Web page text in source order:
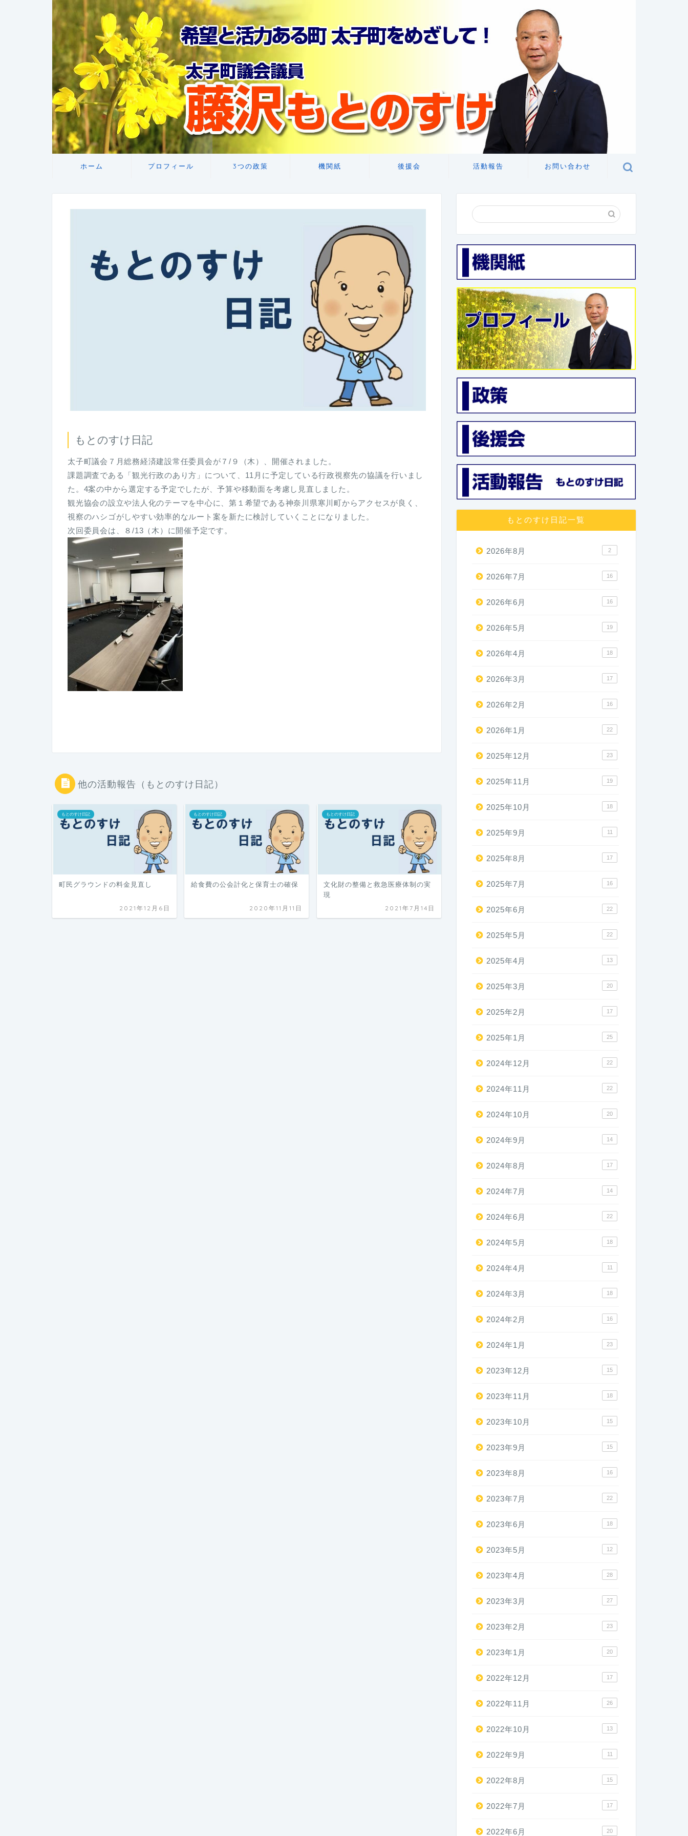
ホーム プロフィール 3つの政策 機関紙 後援会 活動報告 お問い合わせ
もとのすけ日記
太子町議会７月総務経済建設常任委員会が７/９（木）、開催されました。
課題調査である「観光行政のあり方」について、11月に予定している行政視察先の協議を行いまし
た。4案の中から選定する予定でしたが、予算や移動面を考慮し見直しました。
観光協会の設立や法人化のテーマを中心に、第１希望である神奈川県寒川町からアクセスが良く、
視察のハシゴがしやすい効率的なルート案を新たに検討していくことになりました。
次回委員会は、８/13（木）に開催予定です。
他の活動報告（もとのすけ日記）
もとのすけ日記
町民グラウンドの料金見直し
2021年12月6日
もとのすけ日記
給食費の公会計化と保育士の確保
2020年11月11日
もとのすけ日記
文化財の整備と救急医療体制の実
現
2021年7月14日
もとのすけ日記一覧
2026年8月 2
2026年7月 16
2026年6月 16
2026年5月 19
2026年4月 18
2026年3月 17
2026年2月 16
2026年1月 22
2025年12月 23
2025年11月 19
2025年10月 18
2025年9月 11
2025年8月 17
2025年7月 16
2025年6月 22
2025年5月 22
2025年4月 13
2025年3月 20
2025年2月 17
2025年1月 25
2024年12月 22
2024年11月 22
2024年10月 20
2024年9月 14
2024年8月 17
2024年7月 14
2024年6月 22
2024年5月 18
2024年4月 11
2024年3月 18
2024年2月 16
2024年1月 23
2023年12月 15
2023年11月 18
2023年10月 15
2023年9月 15
2023年8月 16
2023年7月 22
2023年6月 18
2023年5月 12
2023年4月 28
2023年3月 27
2023年2月 23
2023年1月 20
2022年12月 17
2022年11月 26
2022年10月 13
2022年9月 11
2022年8月 15
2022年7月 17
2022年6月 20